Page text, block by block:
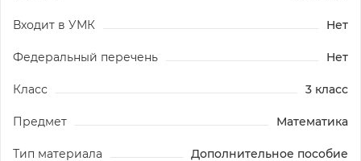
Входит в УМК Нет
Федеральный перечень Нет
Класс 3 класс
Предмет Математика
Тип материала Дополнительное пособие